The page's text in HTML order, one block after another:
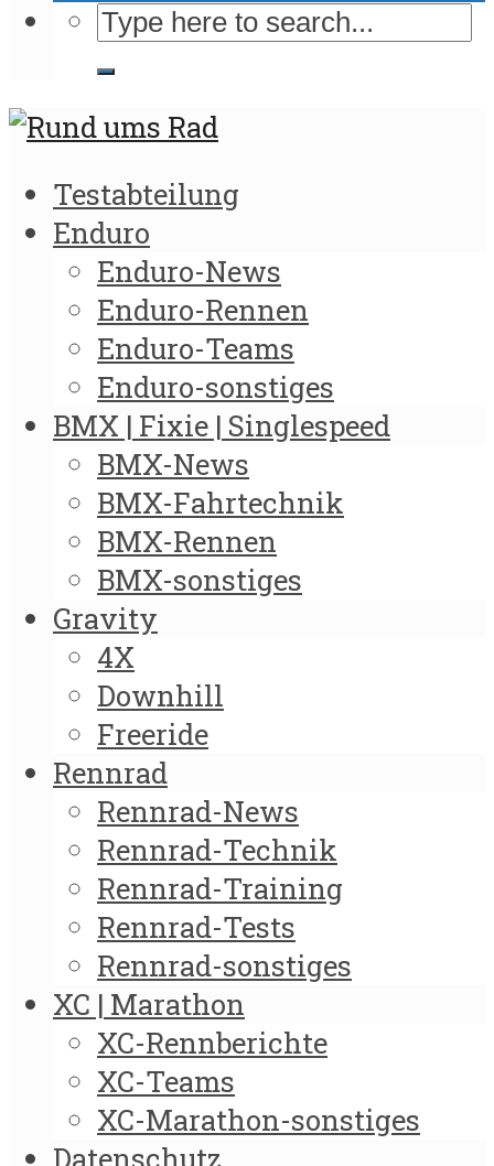
Testabteilung
Enduro
Enduro-News
Enduro-Rennen
Enduro-Teams
Enduro-sonstiges
BMX | Fixie | Singlespeed
BMX-News
BMX-Fahrtechnik
BMX-Rennen
BMX-sonstiges
Gravity
4X
Downhill
Freeride
Rennrad
Rennrad-News
Rennrad-Technik
Rennrad-Training
Rennrad-Tests
Rennrad-sonstiges
XC | Marathon
XC-Rennberichte
XC-Teams
XC-Marathon-sonstiges
Datenschutz